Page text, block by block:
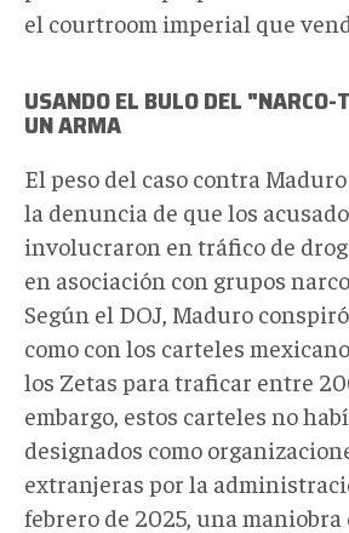
el courtroom imperial que
USANDO EL BULO DEL "NARCO-
UN ARMA
El peso del caso contra
la denuncia de que los
involucraron en tráfico de
en asociación con grupos
Según el DOJ, Maduro
como con los carteles
los Zetas para traficar entre
embargo, estos carteles no
designados como
extranjeras por la
febrero de 2025, una